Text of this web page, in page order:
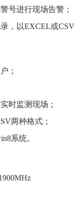
号进行现场告警；
，以EXCEL或CSV
；
时监测现场；
两种格式；
系统。